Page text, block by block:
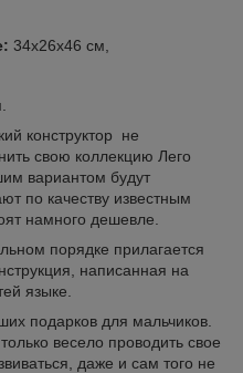
34х26х46 см,
конструктор не
свою коллекцию Лего
вариантом будут
по качеству известным
намного дешевле.
порядке прилагается
написанная на
языке.
подарков для мальчиков.
весело проводить свое
даже и сам того не